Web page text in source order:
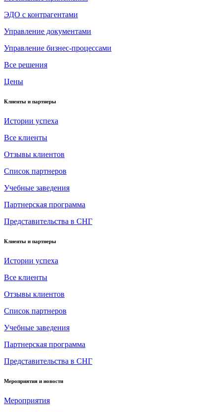
ЭДО с контрагентами
Управление документами
Управление бизнес-процессами
Все решения
Цены
Клиенты и партнеры
Истории успеха
Все клиенты
Отзывы клиентов
Список партнеров
Учебные заведения
Партнерская программа
Представительства в СНГ
Клиенты и партнеры
Истории успеха
Все клиенты
Отзывы клиентов
Список партнеров
Учебные заведения
Партнерская программа
Представительства в СНГ
Мероприятия и новости
Мероприятия